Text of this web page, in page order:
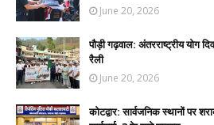
June 20, 2026
पौड़ी गढ़वाल: अंतरराष्ट्रीय योग
रैली
June 20, 2026
कोटद्वार: सार्वजनिक स्थानों पर